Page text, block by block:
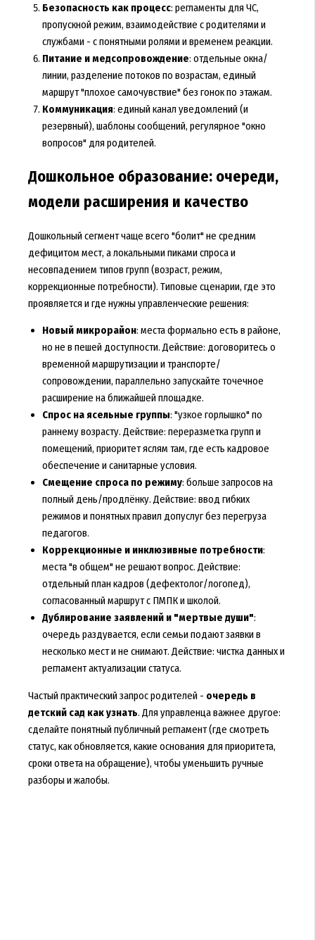
Безопасность как процесс: регламенты для ЧС,
пропускной режим, взаимодействие с родителями и
службами - с понятными ролями и временем реакции.
Питание и медсопровождение: отдельные окна/
линии, разделение потоков по возрастам, единый
маршрут "плохое самочувствие" без гонок по этажам.
Коммуникация: единый канал уведомлений (и
резервный), шаблоны сообщений, регулярное "окно
вопросов" для родителей.
Дошкольное образование: очереди,
модели расширения и качество
Дошкольный сегмент чаще всего "болит" не средним
дефицитом мест, а локальными пиками спроса и
несовпадением типов групп (возраст, режим,
коррекционные потребности). Типовые сценарии, где это
проявляется и где нужны управленческие решения:
Новый микрорайон: места формально есть в районе,
но не в пешей доступности. Действие: договоритесь о
временной маршрутизации и транспорте/
сопровождении, параллельно запускайте точечное
расширение на ближайшей площадке.
Спрос на ясельные группы: "узкое горлышко" по
раннему возрасту. Действие: переразметка групп и
помещений, приоритет яслям там, где есть кадровое
обеспечение и санитарные условия.
Смещение спроса по режиму: больше запросов на
полный день/продлёнку. Действие: ввод гибких
режимов и понятных правил допуслуг без перегруза
педагогов.
Коррекционные и инклюзивные потребности:
места "в общем" не решают вопрос. Действие:
отдельный план кадров (дефектолог/логопед),
согласованный маршрут с ПМПК и школой.
Дублирование заявлений и "мертвые души":
очередь раздувается, если семьи подают заявки в
несколько мест и не снимают. Действие: чистка данных и
регламент актуализации статуса.
Частый практический запрос родителей - очередь в
детский сад как узнать. Для управленца важнее другое:
сделайте понятный публичный регламент (где смотреть
статус, как обновляется, какие основания для приоритета,
сроки ответа на обращение), чтобы уменьшить ручные
разборы и жалобы.